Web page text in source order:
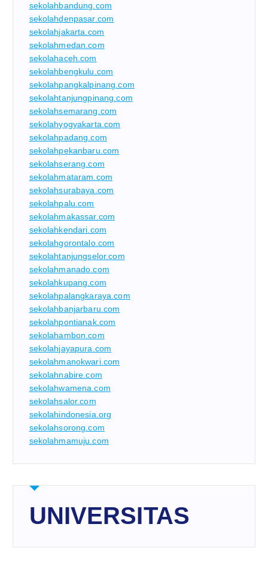
sekolahbandung.com
sekolahdenpasar.com
sekolahjakarta.com
sekolahmedan.com
sekolahaceh.com
sekolahbengkulu.com
sekolahpangkalpinang.com
sekolahtanjungpinang.com
sekolahsemarang.com
sekolahyogyakarta.com
sekolahpadang.com
sekolahpekanbaru.com
sekolahserang.com
sekolahmataram.com
sekolahsurabaya.com
sekolahpalu.com
sekolahmakassar.com
sekolahkendari.com
sekolahgorontalo.com
sekolahtanjungselor.com
sekolahmanado.com
sekolahkupang.com
sekolahpalangkaraya.com
sekolahbanjarbaru.com
sekolahpontianak.com
sekolahambon.com
sekolahjayapura.com
sekolahmanokwari.com
sekolahnabire.com
sekolahwamena.com
sekolahsalor.com
sekolahindonesia.org
sekolahsorong.com
sekolahmamuju.com
UNIVERSITAS